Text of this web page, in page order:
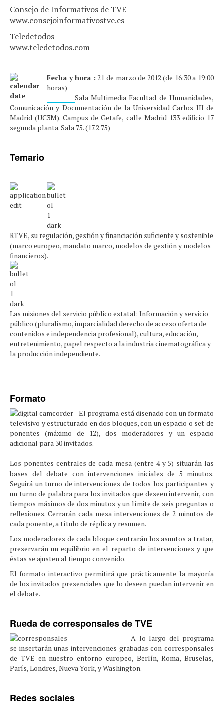
Consejo de Informativos de TVE
www.consejoinformativostve.es
Teledetodos
www.teledetodos.com
Fecha y hora : 21 de marzo de 2012 (de 16:30 a 19:00
horas)
Sala Multimedia Facultad de Humanidades,
Comunicación y Documentación de la Universidad Carlos III de
Madrid (UC3M). Campus de Getafe, calle Madrid 133 edificio 17
segunda planta. Sala 75. (17.2.75)
Temario
RTVE, su regulación, gestión y financiación suficiente y sostenible
(marco europeo, mandato marco, modelos de gestión y modelos
financieros).
Las misiones del servicio público estatal: Información y servicio
público (pluralismo, imparcialidad derecho de acceso oferta de
contenidos e independencia profesional), cultura, educación,
entretenimiento, papel respecto a la industria cinematográfica y
la producción independiente.
Formato
El programa está diseñado con un formato
televisivo y estructurado en dos bloques, con un espacio o set de
ponentes (máximo de 12), dos moderadores y un espacio
adicional para 30 invitados.
Los ponentes centrales de cada mesa (entre 4 y 5) situarán las
bases del debate con intervenciones iniciales de 5 minutos.
Seguirá un turno de intervenciones de todos los participantes y
un turno de palabra para los invitados que deseen intervenir, con
tiempos máximos de dos minutos y un límite de seis preguntas o
reflexiones. Cerrarán cada mesa intervenciones de 2 minutos de
cada ponente, a título de réplica y resumen.
Los moderadores de cada bloque centrarán los asuntos a tratar,
preservarán un equilibrio en el reparto de intervenciones y que
éstas se ajusten al tiempo convenido.
El formato interactivo permitirá que prácticamente la mayoría
de los invitados presenciales que lo deseen puedan intervenir en
el debate.
Rueda de corresponsales de TVE
A lo largo del programa
se insertarán unas intervenciones grabadas con corresponsales
de TVE en nuestro entorno europeo, Berlín, Roma, Bruselas,
París, Londres, Nueva York, y Washington.
Redes sociales